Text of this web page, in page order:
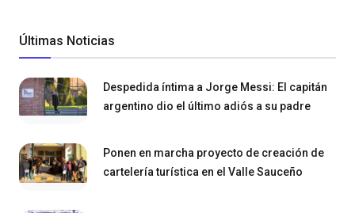
Últimas Noticias
Despedida íntima a Jorge Messi: El capitán
argentino dio el último adiós a su padre
Ponen en marcha proyecto de creación de
cartelería turística en el Valle Sauceño